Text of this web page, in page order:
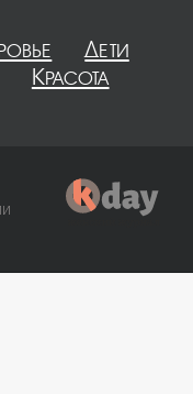
Дети
Красота